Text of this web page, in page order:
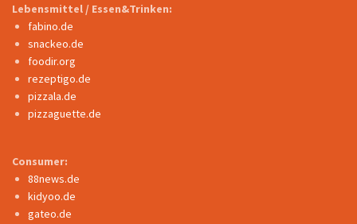
Lebensmittel / Essen&Trinken:
fabino.de
snackeo.de
foodir.org
rezeptigo.de
pizzala.de
pizzaguette.de
Consumer:
88news.de
kidyoo.de
gateo.de